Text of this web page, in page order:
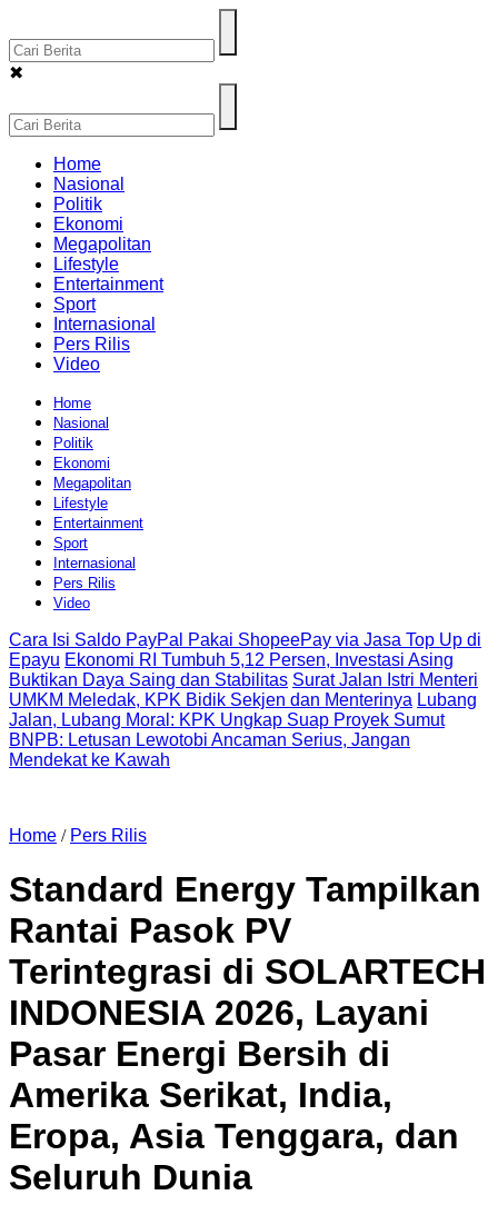
✖
Home
Nasional
Politik
Ekonomi
Megapolitan
Lifestyle
Entertainment
Sport
Internasional
Pers Rilis
Video
Home
Nasional
Politik
Ekonomi
Megapolitan
Lifestyle
Entertainment
Sport
Internasional
Pers Rilis
Video
Cara Isi Saldo PayPal Pakai ShopeePay via Jasa Top Up di
Epayu Ekonomi RI Tumbuh 5,12 Persen, Investasi Asing
Buktikan Daya Saing dan Stabilitas Surat Jalan Istri Menteri
UMKM Meledak, KPK Bidik Sekjen dan Menterinya Lubang
Jalan, Lubang Moral: KPK Ungkap Suap Proyek Sumut
BNPB: Letusan Lewotobi Ancaman Serius, Jangan
Mendekat ke Kawah
Home / Pers Rilis
Standard Energy Tampilkan
Rantai Pasok PV
Terintegrasi di SOLARTECH
INDONESIA 2026, Layani
Pasar Energi Bersih di
Amerika Serikat, India,
Eropa, Asia Tenggara, dan
Seluruh Dunia